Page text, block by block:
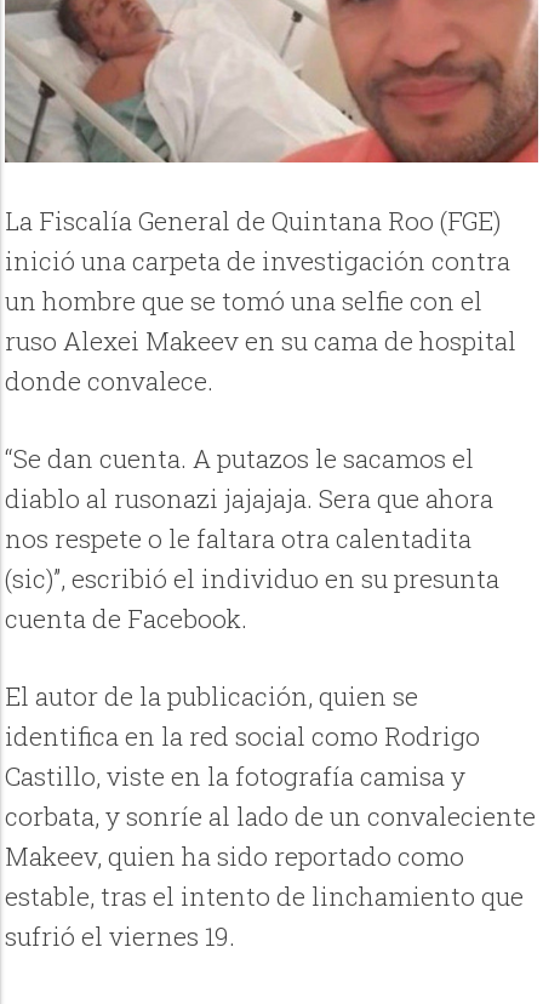
La Fiscalía General de Quintana Roo (FGE)
inició una carpeta de investigación contra
un hombre que se tomó una selfie con el
ruso Alexei Makeev en su cama de hospital
donde convalece.
“Se dan cuenta. A putazos le sacamos el
diablo al rusonazi jajajaja. Sera que ahora
nos respete o le faltara otra calentadita
(sic)”, escribió el individuo en su presunta
cuenta de Facebook.
El autor de la publicación, quien se
identifica en la red social como Rodrigo
Castillo, viste en la fotografía camisa y
corbata, y sonríe al lado de un convaleciente
Makeev, quien ha sido reportado como
estable, tras el intento de linchamiento que
sufrió el viernes 19.